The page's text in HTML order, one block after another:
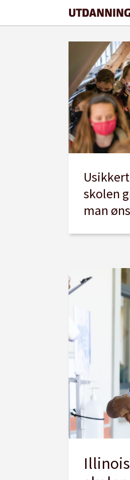
munnbind
skolen
man